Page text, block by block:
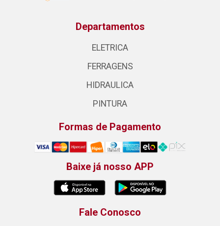
Departamentos
ELETRICA
FERRAGENS
HIDRAULICA
PINTURA
Formas de Pagamento
Baixe já nosso APP
Fale Conosco